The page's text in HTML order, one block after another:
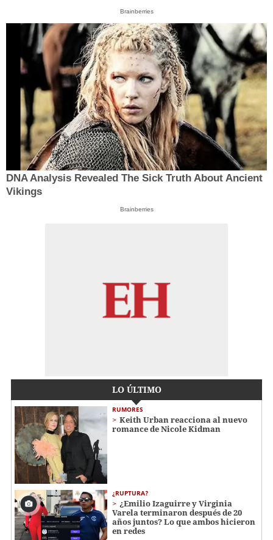
Brainberries
DNA Analysis Revealed The Sick Truth About Ancient
Vikings
Brainberries
LO ÚLTIMO
RUMORES
Keith Urban reacciona al nuevo
romance de Nicole Kidman
¿RUPTURA?
¿Emilio Izaguirre y Virginia
Varela terminaron después de 20
años juntos? Lo que ambos hicieron
en redes